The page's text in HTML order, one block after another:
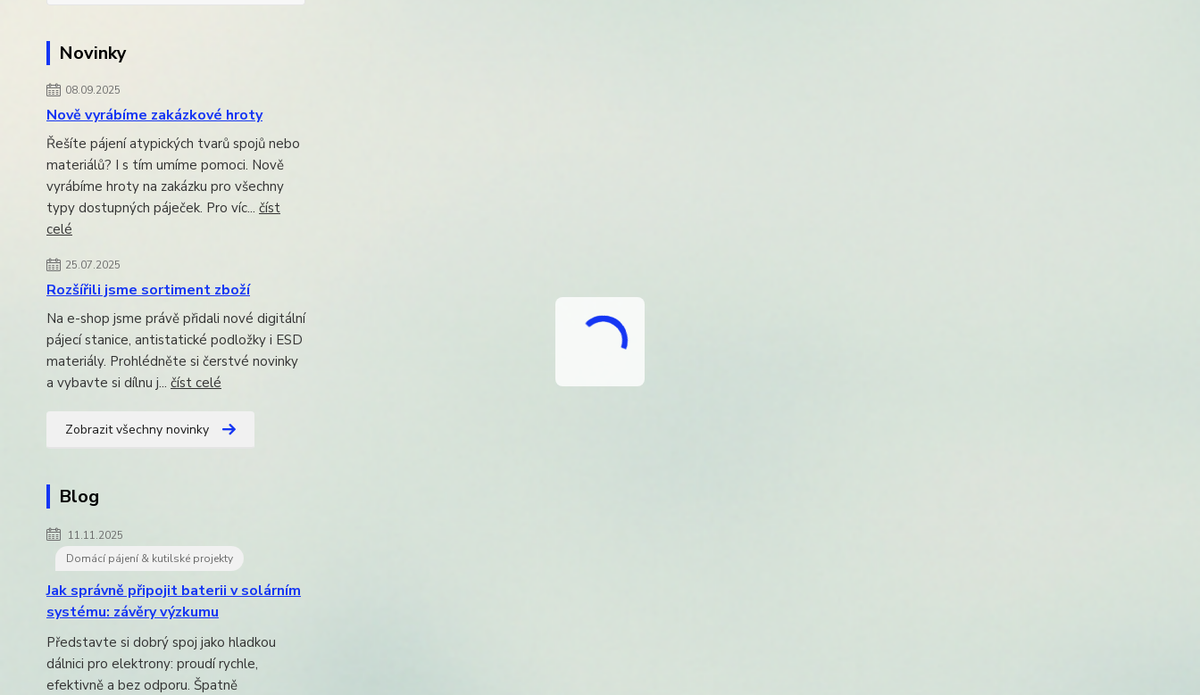
Novinky
08.09.2025
Nově vyrábíme zakázkové hroty
Řešíte pájení atypických tvarů spojů nebo
materiálů? I s tím umíme pomoci. Nově
vyrábíme hroty na zakázku pro všechny
typy dostupných páječek. Pro víc... číst
celé
25.07.2025
Rozšířili jsme sortiment zboží
Na e-shop jsme právě přidali nové digitální
pájecí stanice, antistatické podložky i ESD
materiály. Prohlédněte si čerstvé novinky
a vybavte si dílnu j... číst celé
Zobrazit všechny novinky
Blog
11.11.2025
Domácí pájení & kutilské projekty
Jak správně připojit baterii v solárním
systému: závěry výzkumu
Představte si dobrý spoj jako hladkou
dálnici pro elektrony: proudí rychle,
efektivně a bez odporu. Špatně